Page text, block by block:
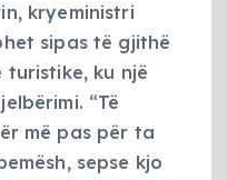
kryeministri
sipas të gjithë
ku një
“Të
më pas për ta
sepse kjo